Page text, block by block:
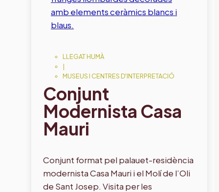
LLEGAT HUMÀ
|
MUSEUS I CENTRES D'INTERPRETACIÓ
Conjunt
Modernista Casa
Mauri
Conjunt format pel palauet-residència
modernista Casa Mauri i el Molí de l’Oli
de Sant Josep. Visita per les